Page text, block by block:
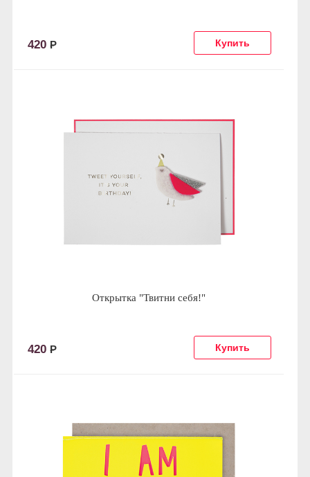
420 Р
Открытка "Твитни себя!"
420 Р